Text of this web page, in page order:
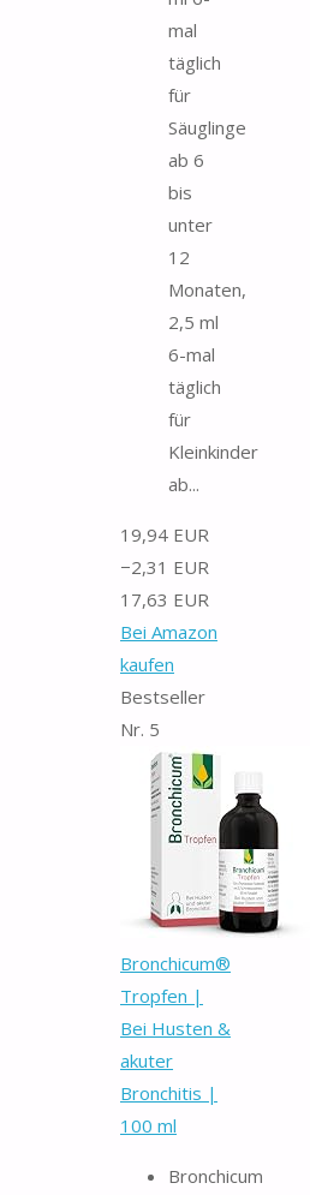
mal
täglich
für
Säuglinge
ab 6
bis
unter
12
Monaten,
2,5 ml
6-mal
täglich
für
Kleinkinder
ab...
19,94 EUR
−2,31 EUR
17,63 EUR
Bei Amazon
kaufen
Bestseller
Nr. 5
Bronchicum®
Tropfen |
Bei Husten &
akuter
Bronchitis |
100 ml
Bronchicum